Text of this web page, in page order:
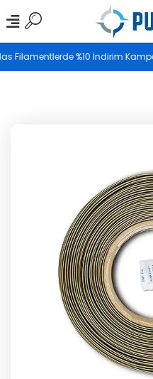
Saat 17.00’ye kadar
kargoya teslim edilir.
%10 İndirim